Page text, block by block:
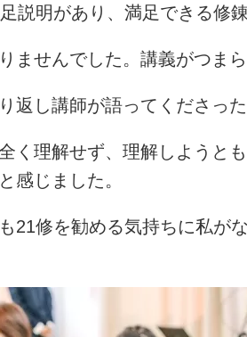
説明があり、満足できる修錬
せんでした。講義がつま
し講師が語ってくださった
理解せず、理解しようと
感じました。
21修を勧める気持ちに私が